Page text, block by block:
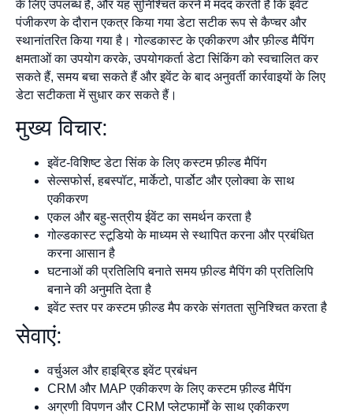
के लिए उपलब्ध है, और यह सुनिश्चित करने में मदद करती है कि इवेंट
पंजीकरण के दौरान एकत्र किया गया डेटा सटीक रूप से कैप्चर और
स्थानांतरित किया गया है। गोल्डकास्ट के एकीकरण और फ़ील्ड मैपिंग
क्षमताओं का उपयोग करके, उपयोगकर्ता डेटा सिंकिंग को स्वचालित कर
सकते हैं, समय बचा सकते हैं और इवेंट के बाद अनुवर्ती कार्रवाइयों के लिए
डेटा सटीकता में सुधार कर सकते हैं।
मुख्य विचार:
इवेंट-विशिष्ट डेटा सिंक के लिए कस्टम फ़ील्ड मैपिंग
सेल्सफोर्स, हबस्पॉट, मार्केटो, पार्डोट और एलोक्वा के साथ
एकीकरण
एकल और बहु-सत्रीय ईवेंट का समर्थन करता है
गोल्डकास्ट स्टूडियो के माध्यम से स्थापित करना और प्रबंधित
करना आसान है
घटनाओं की प्रतिलिपि बनाते समय फ़ील्ड मैपिंग की प्रतिलिपि
बनाने की अनुमति देता है
इवेंट स्तर पर कस्टम फ़ील्ड मैप करके संगतता सुनिश्चित करता है
सेवाएं:
वर्चुअल और हाइब्रिड इवेंट प्रबंधन
CRM और MAP एकीकरण के लिए कस्टम फ़ील्ड मैपिंग
अग्रणी विपणन और CRM प्लेटफार्मों के साथ एकीकरण